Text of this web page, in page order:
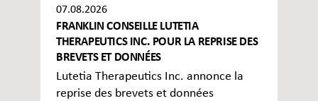
07.08.2026
FRANKLIN CONSEILLE LUTETIA
THERAPEUTICS INC. POUR LA REPRISE DES
BREVETS ET DONNÉES
Lutetia Therapeutics Inc. annonce la
reprise des brevets et données